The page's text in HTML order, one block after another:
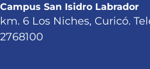
Campus San Isidro Labrador
km. 6 Los Niches, Curicó.
2768100